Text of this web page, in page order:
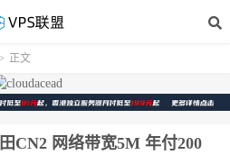
> 正文
CN2 网络带宽5M 年付200